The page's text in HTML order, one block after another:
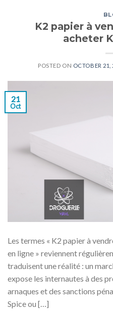
K2 papier à
acheter
POSTED ON OCTOBER 21,
21
Oct
Les termes « K2 papier à
en ligne » reviennent
traduisent une réalité : un
expose les internautes à des
arnaques et des sanctions
Spice ou […]